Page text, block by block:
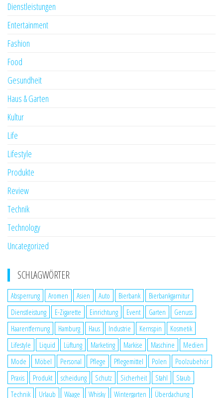
Dienstleistungen
Entertainment
Fashion
Food
Gesundheit
Haus & Garten
Kultur
Life
Lifestyle
Produkte
Review
Technik
Technology
Uncategorized
SCHLAGWÖRTER
Absperrung Aromen Asien Auto Bierbank
Bierbankgarnitur
Dienstleistung
E-Zigarette Einrichtung Event Garten
Genuss
Haarentfernung
Hamburg Haus Industrie Kernspin
Kosmetik
Lifestyle
Liquid Lüftung Marketing Markise Maschine
Medien
Mode
Möbel Personal Pflege Pflegemittel Polen
Poolzubehör
Praxis
Produkt scheidung Schutz Sicherheit Stahl
Staub
Technik
Urlaub Waage Whisky Wintergarten Überdachung